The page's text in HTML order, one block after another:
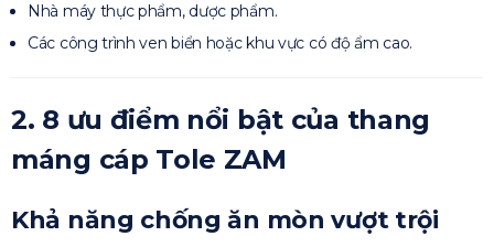
Nhà máy thực phẩm, dược phẩm.
Các công trình ven biển hoặc khu vực có độ ẩm cao.
2. 8 ưu điểm nổi bật của thang
máng cáp Tole ZAM
Khả năng chống ăn mòn vượt trội